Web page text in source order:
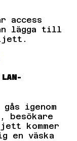
access
lägga till
igenom
besökare
kommer
en väska